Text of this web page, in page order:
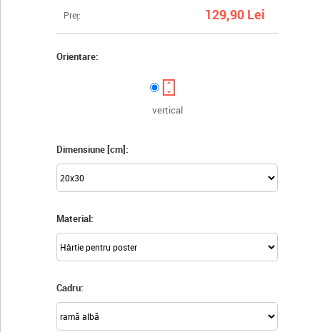
Preț: 129,90 Lei
Orientare:
vertical
Dimensiune [cm]:
Material:
Cadru: